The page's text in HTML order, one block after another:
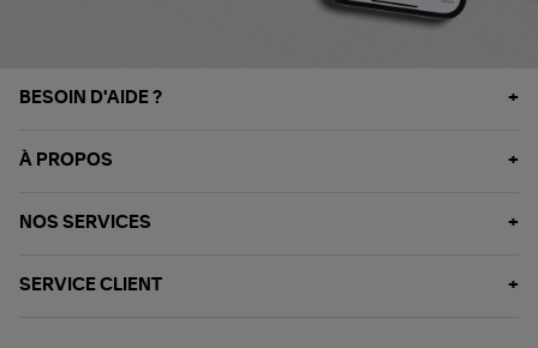
BESOIN D'AIDE ?
À PROPOS
NOS SERVICES
SERVICE CLIENT